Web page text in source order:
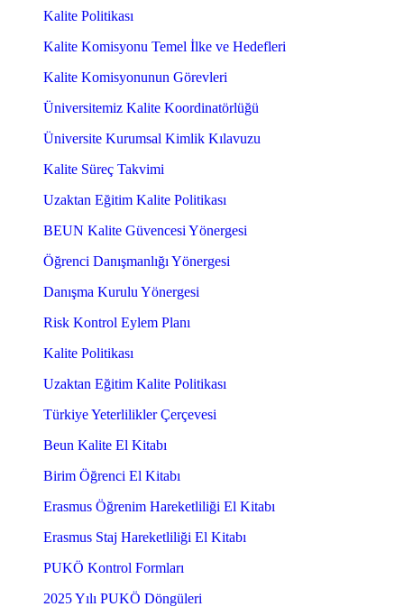
Kalite Politikası
Kalite Komisyonu Temel İlke ve Hedefleri
Kalite Komisyonunun Görevleri
Üniversitemiz Kalite Koordinatörlüğü
Üniversite Kurumsal Kimlik Kılavuzu
Kalite Süreç Takvimi
Uzaktan Eğitim Kalite Politikası
BEUN Kalite Güvencesi Yönergesi
Öğrenci Danışmanlığı Yönergesi
Danışma Kurulu Yönergesi
Risk Kontrol Eylem Planı
Kalite Politikası
Uzaktan Eğitim Kalite Politikası
Türkiye Yeterlilikler Çerçevesi
Beun Kalite El Kitabı
Birim Öğrenci El Kitabı
Erasmus Öğrenim Hareketliliği El Kitabı
Erasmus Staj Hareketliliği El Kitabı
PUKÖ Kontrol Formları
2025 Yılı PUKÖ Döngüleri